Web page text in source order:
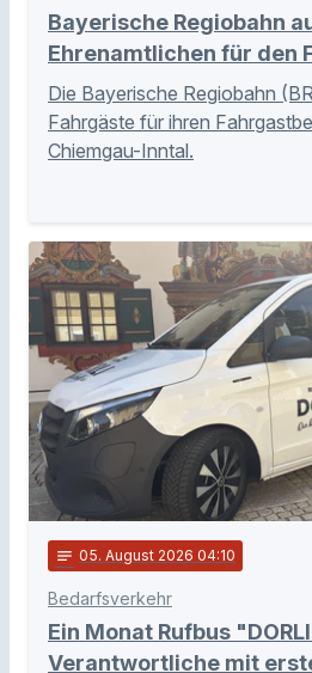
Bayerische Regiobahn
Ehrenamtlichen für den
Die Bayerische Regiobahn
Fahrgäste für ihren
Chiemgau-Inntal.
notes 05. August 2026 04:10
Bedarfsverkehr
Ein Monat Rufbus
Verantwortliche mit